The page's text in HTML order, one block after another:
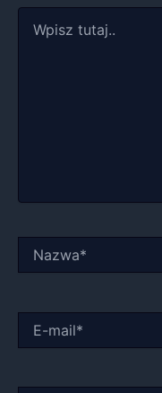
tutaj..
mail*